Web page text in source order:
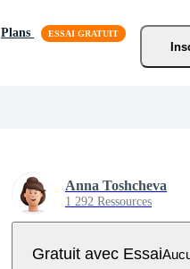
Plans
Anna Toshcheva
1 292 Ressources
Gratuit avec Essai